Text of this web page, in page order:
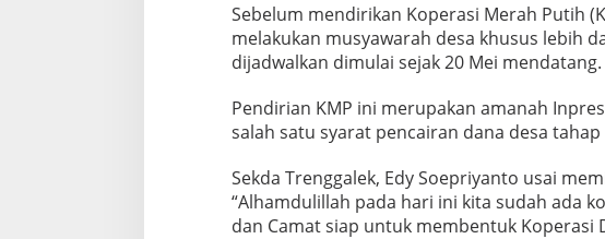
Sebelum mendirikan Koperasi Merah Putih
melakukan musyawarah desa khusus lebih
dijadwalkan dimulai sejak 20 Mei mendatang.
Pendirian KMP ini merupakan amanah
salah satu syarat pencairan dana desa tahap
Sekda Trenggalek, Edy Soepriyanto usai
“Alhamdulillah pada hari ini kita sudah ada
dan Camat siap untuk membentuk Koperasi